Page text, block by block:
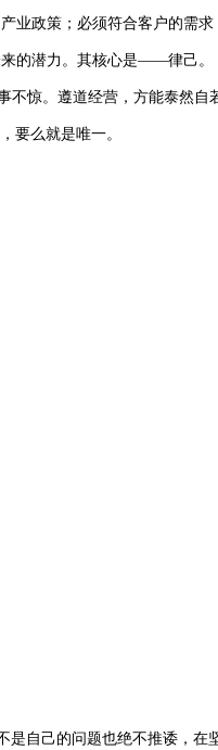
业政策；必须符合客户的需
的潜力。其核心是——律己。
惊。遵道经营，方能泰然自
要么就是唯一。
自己的问题也绝不推诿，在